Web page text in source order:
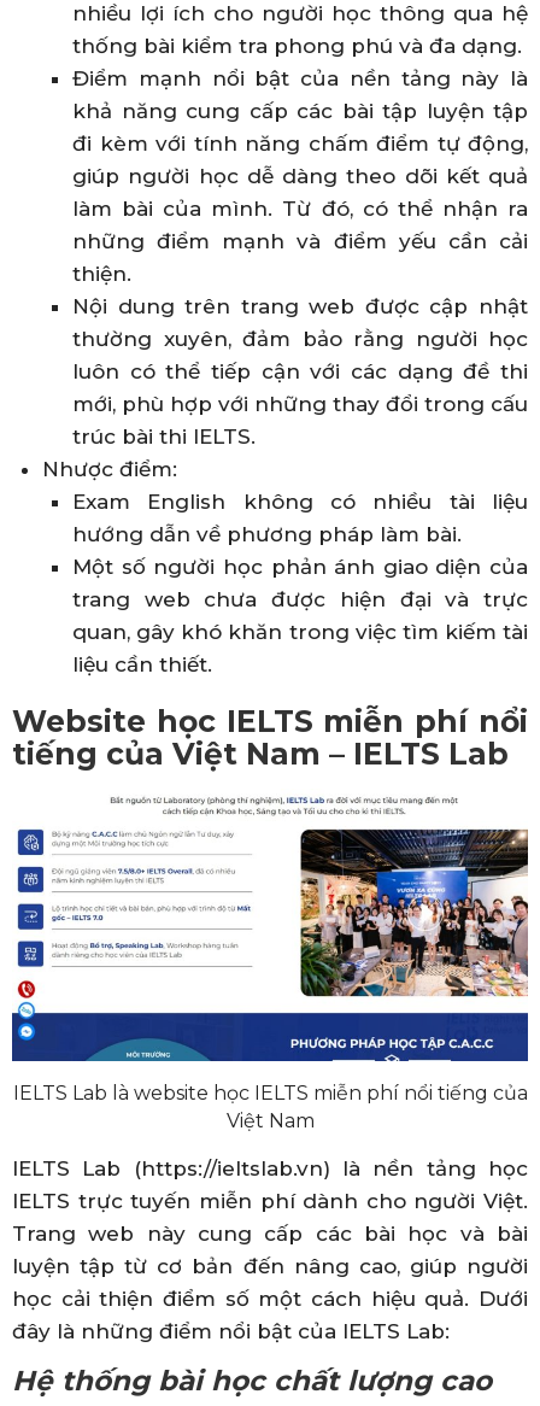
nhiều lợi ích cho người học thông qua hệ
thống bài kiểm tra phong phú và đa dạng.
Điểm mạnh nổi bật của nền tảng này là
khả năng cung cấp các bài tập luyện tập
đi kèm với tính năng chấm điểm tự động,
giúp người học dễ dàng theo dõi kết quả
làm bài của mình. Từ đó, có thể nhận ra
những điểm mạnh và điểm yếu cần cải
thiện.
Nội dung trên trang web được cập nhật
thường xuyên, đảm bảo rằng người học
luôn có thể tiếp cận với các dạng đề thi
mới, phù hợp với những thay đổi trong cấu
trúc bài thi IELTS.
Nhược điểm:
Exam English không có nhiều tài liệu
hướng dẫn về phương pháp làm bài.
Một số người học phản ánh giao diện của
trang web chưa được hiện đại và trực
quan, gây khó khăn trong việc tìm kiếm tài
liệu cần thiết.
Website học IELTS miễn phí nổi
tiếng của Việt Nam – IELTS Lab
IELTS Lab là website học IELTS miễn phí nổi tiếng của
Việt Nam
IELTS Lab (https://ieltslab.vn) là nền tảng học
IELTS trực tuyến miễn phí dành cho người Việt.
Trang web này cung cấp các bài học và bài
luyện tập từ cơ bản đến nâng cao, giúp người
học cải thiện điểm số một cách hiệu quả. Dưới
đây là những điểm nổi bật của IELTS Lab:
Hệ thống bài học chất lượng cao